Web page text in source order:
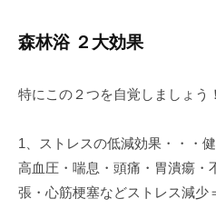
森林浴 ２大効果
特にこの２つを自覚しましょう！
1、ストレスの低減効果・・・
高血圧・喘息・頭痛・胃潰瘍・
張・心筋梗塞などストレス減少